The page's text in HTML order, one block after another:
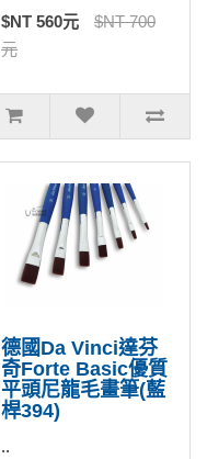
$NT 560元
$NT 700
元
德國Da Vinci達芬
奇Forte Basic優質
平頭尼龍毛畫筆(藍
桿394)
..